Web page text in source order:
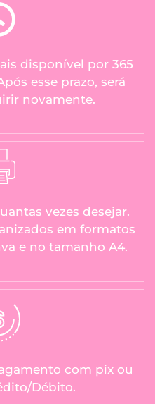
disponível por 365
esse prazo, será
novamente.
vezes desejar.
em formatos
e no tamanho A4.
com pix ou
Débito.